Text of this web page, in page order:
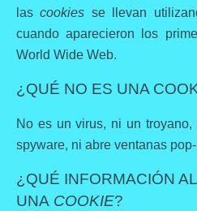
lascookies se llevan
cuando aparecieron los
World Wide Web.
¿QUÉ NO ES UNA
No es un virus, ni un
spyware, ni abre ventanas
¿QUÉ INFORMACIÓN
UNA COOKIE?